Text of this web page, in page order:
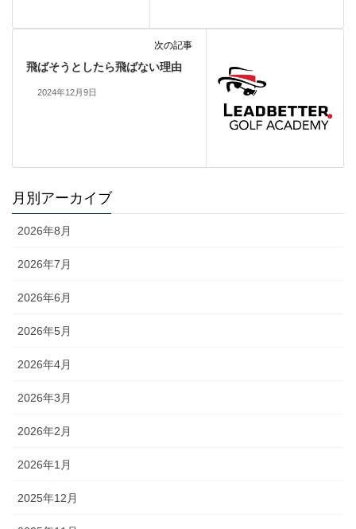
次の記事
飛ばそうとしたら飛ばない理由
2024年12月9日
月別アーカイブ
2026年8月
2026年7月
2026年6月
2026年5月
2026年4月
2026年3月
2026年2月
2026年1月
2025年12月